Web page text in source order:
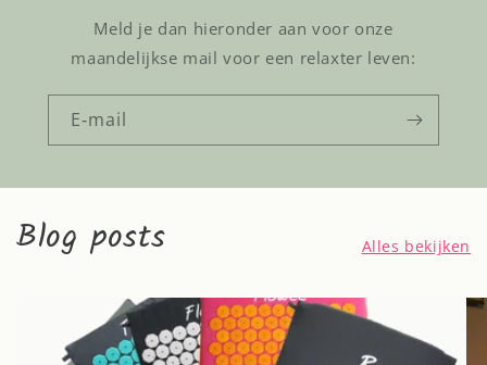
Meld je dan hieronder aan voor onze
maandelijkse mail voor een relaxter leven:
E‑mail
Blog posts Alles bekijken